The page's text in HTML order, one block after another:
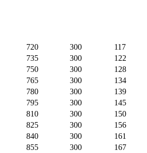
720 300
117
735 300
122
750 300
128
765 300
134
780 300
139
795 300
145
810 300
150
825 300
156
840 300
161
855 300 167